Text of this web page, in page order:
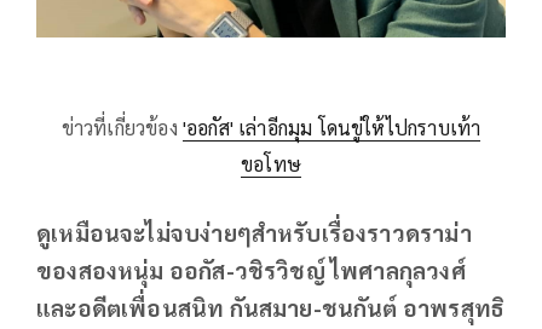
ข่าวที่เกี่ยวข้อง 'ออกัส' เล่าอีกมุม โดนขู่ให้ไปกราบเท้า
ขอโทษ
ดูเหมือนจะไม่จบง่ายๆสำหรับเรื่องราวดราม่า
ของสองหนุ่ม ออกัส-วชิรวิชญ์ ไพศาลกุลวงศ์
และอดีตเพื่อนสนิท กันสมาย-ชนกันต์ อาพรสุทธิ